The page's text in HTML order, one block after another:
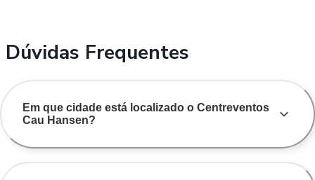
Dúvidas Frequentes
Em que cidade está localizado o Centreventos
Cau Hansen?